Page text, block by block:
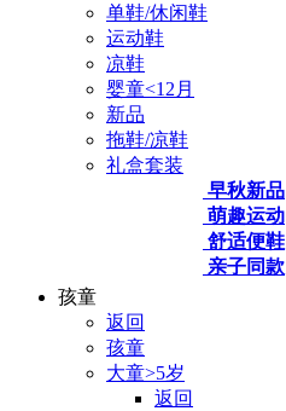
单鞋/休闲鞋
运动鞋
凉鞋
婴童<12月
新品
拖鞋/凉鞋
礼盒套装
早秋新品
萌趣运动
舒适便鞋
亲子同款
孩童
返回
孩童
大童>5岁
返回